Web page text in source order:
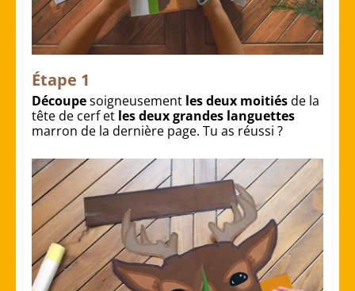
Étape 1
Découpesoigneusement les deux moitiésde la
tête de cerf et les deux grandes languettes
marron de la dernière page. Tu as réussi ?